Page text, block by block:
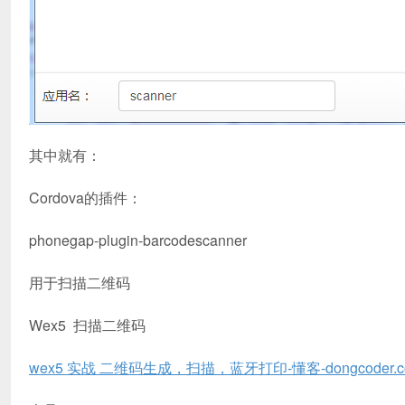
其中就有：
Cordova的插件：
phonegap-plugin-barcodescanner
用于扫描二维码
Wex5 扫描二维码
wex5 实战 二维码生成，扫描，蓝牙打印-懂客-